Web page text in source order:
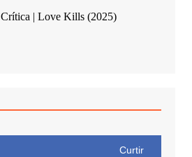
Crítica | Love Kills (2025)
Curtir